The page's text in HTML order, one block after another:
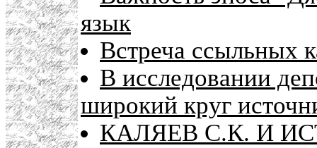
язык
Встреча ссыльных
В исследовании
широкий круг
КАЛЯЕВ С.К. И